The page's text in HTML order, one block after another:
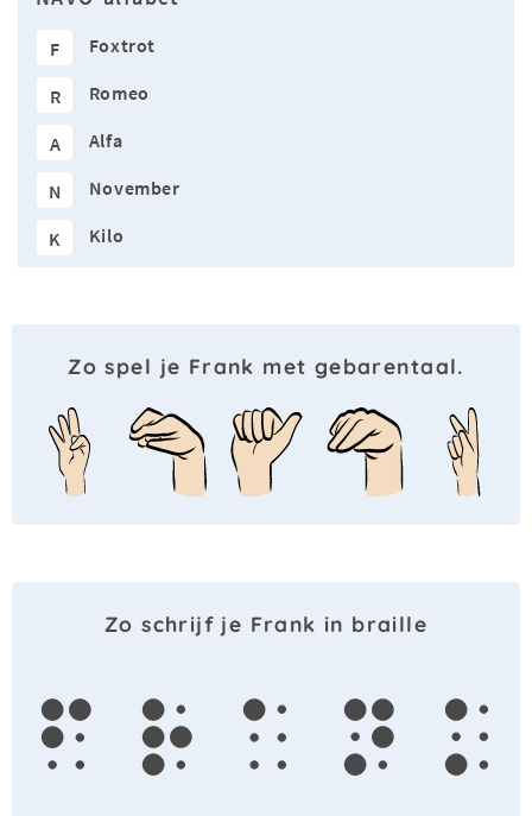
F Foxtrot
R Romeo
A Alfa
N November
K Kilo
Zo spel je Frank met gebarentaal.
Zo schrijf je Frank in braille
f r a n k